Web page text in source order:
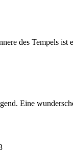
des Tempels
Eine